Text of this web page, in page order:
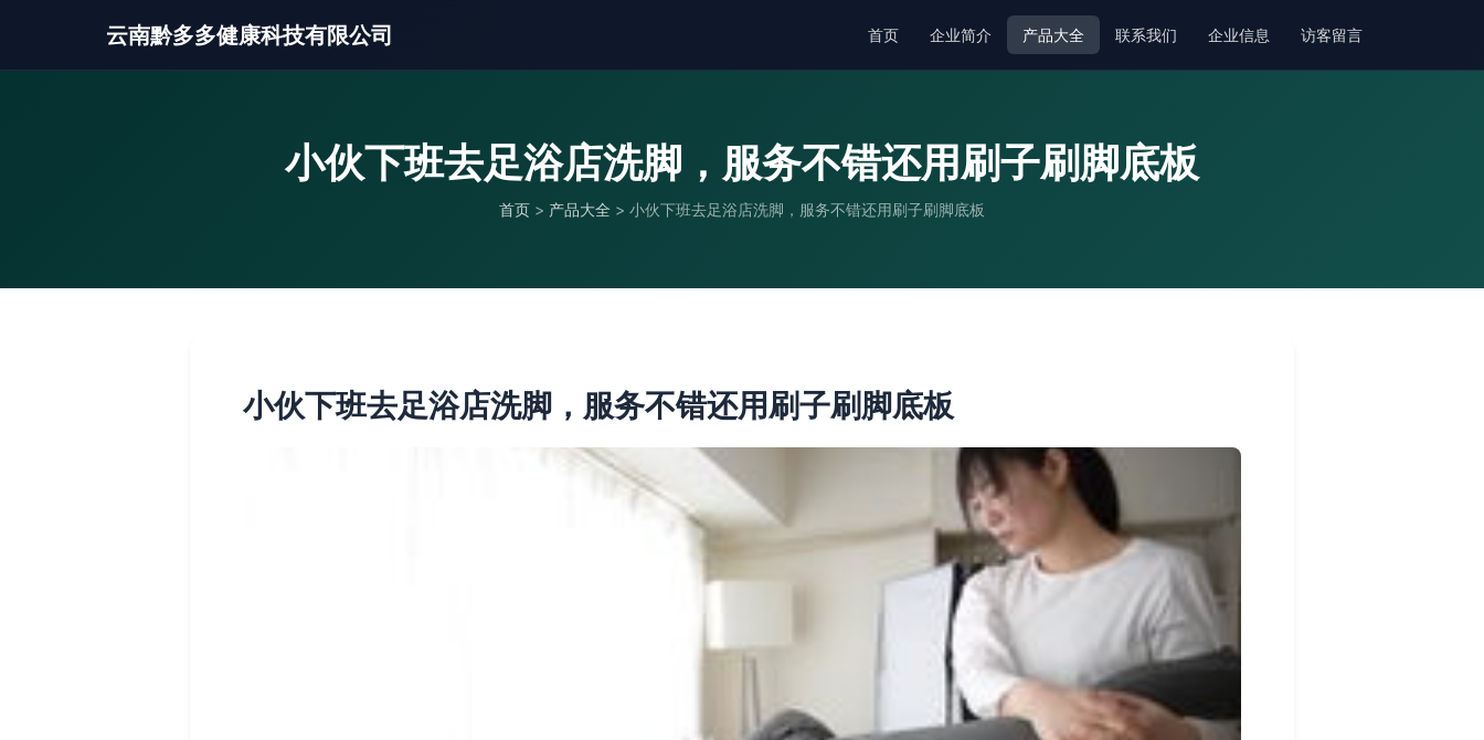
云南黔多多健康科技有限公司 首页 企业简介 产品大全 联系我们 企业信息 访客留言
小伙下班去足浴店洗脚，服务不错还用刷子刷脚底板
首页 > 产品大全 > 小伙下班去足浴店洗脚，服务不错还用刷子刷脚底板
小伙下班去足浴店洗脚，服务不错还用刷子刷脚底板